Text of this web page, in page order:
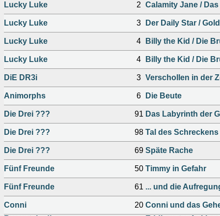
Lucky Luke
2 Calamity Jane /
Lucky Luke 3 Der Daily Star /
Lucky Luke 4 Billy the Kid / Die
Lucky Luke 4 Billy the Kid / Die
DiE DR3i 3 Verschollen in der
Animorphs 6 Die Beute
Die Drei ??? 91 Das Labyrinth der
Die Drei ??? 98 Tal des Schreckens
Die Drei ??? 69 Späte Rache
Fünf Freunde 50 Timmy in Gefahr
Fünf Freunde 61 ... und die
Conni 20 Conni und das